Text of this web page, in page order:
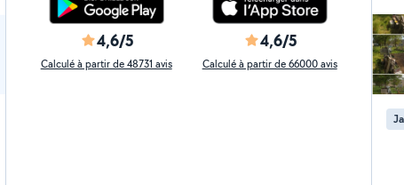
4,6/5
Calculé à partir de 48731 avis
4,6/5
Calculé à partir de 66000 avis
ne